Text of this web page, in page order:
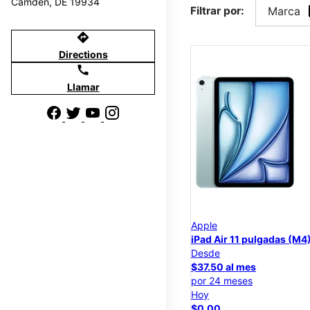
directions
Directions
call
Llamar
Filtrar por: Marca
Apple
iPad Air 11 pulgadas (M4)
Desde
$37.50 al mes
por 24 meses
Hoy